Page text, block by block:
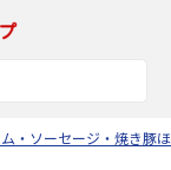
・ソーセージ・焼き豚